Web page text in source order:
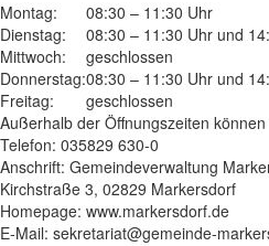
Montag:
08:30 – 11:30 Uhr
Dienstag:
08:30 – 11:30 Uhr und
Mittwoch:
geschlossen
Donnerstag:08:30 – 11:30 Uhr und
Freitag:
geschlossen
Außerhalb der Öffnungszeiten
Telefon: 035829 630-0
Anschrift: Gemeindeverwaltung
Kirchstraße 3, 02829 Markersdorf
Homepage: www.markersdorf.de
E-Mail: sekretariat@gemeinde-